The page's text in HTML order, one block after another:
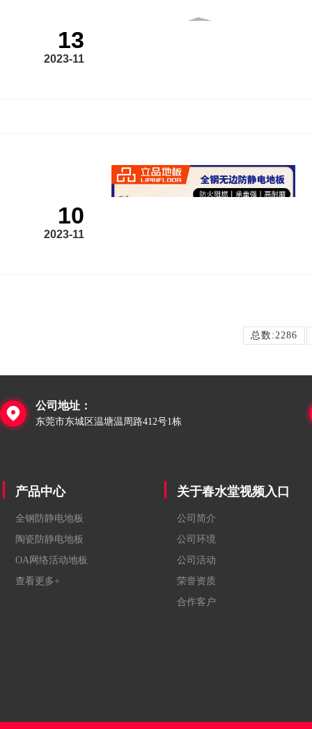
13
2023-11
10
2023-11
总数:2286

公司地址：
东莞市东城区温塘温周路412号1栋
产品中心
全钢防静电地板
陶瓷防静电地板
OA网络活动地板
查看更多+
关于春水堂视频入口
公司简介
公司环境
公司活动
荣誉资质
合作客户